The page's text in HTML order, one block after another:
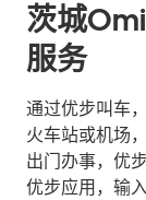
茨城
服务
通过优步叫车
火车站或机场
出门办事，优
优步应用，输